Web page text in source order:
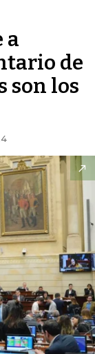
a
de
son los